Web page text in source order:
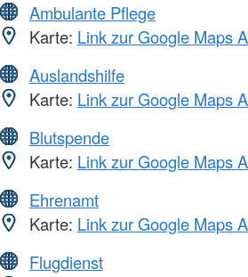
Ambulante Pflege
Karte: Link zur Google Maps
Auslandshilfe
Karte: Link zur Google Maps
Blutspende
Karte: Link zur Google Maps
Ehrenamt
Karte: Link zur Google Maps
Flugdienst